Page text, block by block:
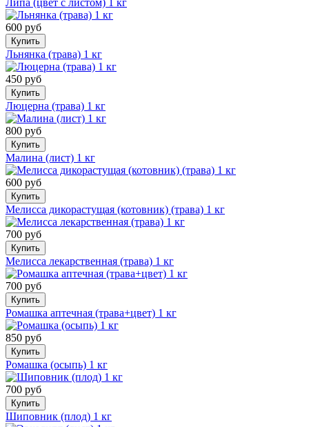
600 руб
Купить
Льнянка (трава) 1 кг
450 руб
Купить
Люцерна (трава) 1 кг
800 руб
Купить
Малина (лист) 1 кг
600 руб
Купить
Мелисса дикорастущая (котовник) (трава) 1 кг
700 руб
Купить
Мелисса лекарственная (трава) 1 кг
700 руб
Купить
Ромашка аптечная (трава+цвет) 1 кг
850 руб
Купить
Ромашка (осыпь) 1 кг
700 руб
Купить
Шиповник (плод) 1 кг